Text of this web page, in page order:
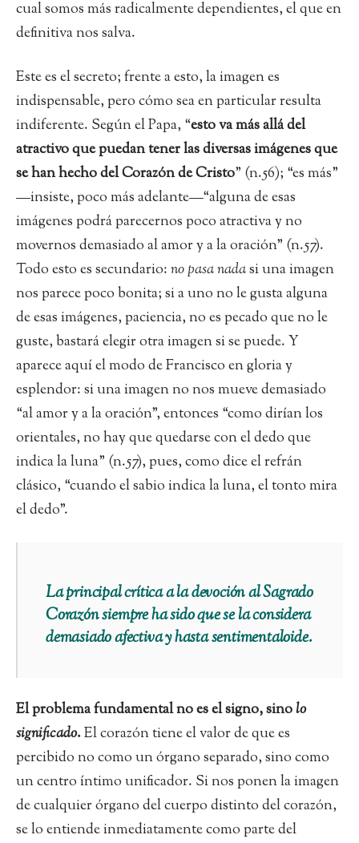
cual somos más radicalmente dependientes, el que en
definitiva nos salva.
Este es el secreto; frente a esto, la imagen es
indispensable, pero cómo sea en particular resulta
indiferente. Según el Papa, “esto va más allá del
atractivo que puedan tener las diversas imágenes que
se han hecho del Corazón de Cristo” (n.56); “es más”
—insiste, poco más adelante—“alguna de esas
imágenes podrá parecernos poco atractiva y no
movernos demasiado al amor y a la oración” (n.57).
Todo esto es secundario:no pasa nadasi una imagen
nos parece poco bonita; si a uno no le gusta alguna
de esas imágenes, paciencia, no es pecado que no le
guste, bastará elegir otra imagen si se puede. Y
aparece aquí el modo de Francisco en gloria y
esplendor: si una imagen no nos mueve demasiado
“al amor y a la oración”, entonces “como dirían los
orientales, no hay que quedarse con el dedo que
indica la luna” (n.57), pues, como dice el refrán
clásico, “cuando el sabio indica la luna, el tonto mira
el dedo”.
La principal crítica a la devoción al Sagrado
Corazón siempre ha sido que se la considera
demasiado afectiva y hasta sentimentaloide.
El problema fundamental no es el signo, sinolo
significado.El corazón tiene el valor de que es
percibido no como un órgano separado, sino como
un centro íntimo unificador. Si nos ponen la imagen
de cualquier órgano del cuerpo distinto del corazón,
se lo entiende inmediatamente como parte del